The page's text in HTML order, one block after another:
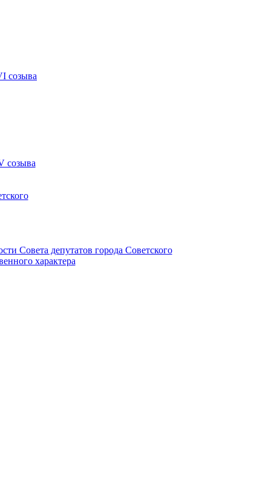
созыва
созыва
Совета депутатов города Советского
характера